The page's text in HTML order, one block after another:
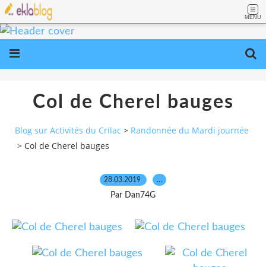
MENU
Col de Cherel bauges
Blog sur Activités du Crilac > Randonnée du Mardi journée
> Col de Cherel bauges
28.03.2019 …
Par Dan74G